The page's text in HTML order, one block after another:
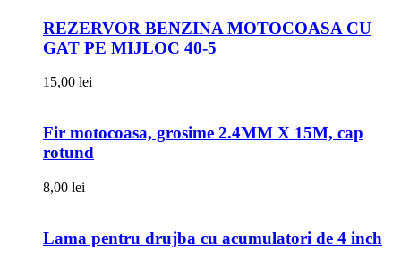
REZERVOR BENZINA MOTOCOASA CU
GAT PE MIJLOC 40-5
15,00 lei
Fir motocoasa, grosime 2.4MM X 15M, cap
rotund
8,00 lei
Lama pentru drujba cu acumulatori de 4 inch